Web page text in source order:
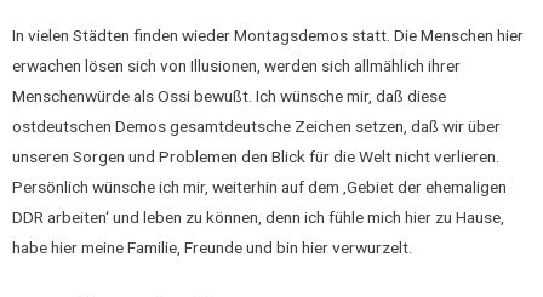
In vielen Städten finden wieder Montagsdemos statt. Die Menschen hier
erwachen lösen sich von Illusionen, werden sich allmählich ihrer
Menschenwürde als Ossi bewußt. Ich wünsche mir, daß diese
ostdeutschen Demos gesamtdeutsche Zeichen setzen, daß wir über
unseren Sorgen und Problemen den Blick für die Welt nicht verlieren.
Persönlich wünsche ich mir, weiterhin auf dem ‚Gebiet der ehemaligen
DDR arbeiten‘ und leben zu können, denn ich fühle mich hier zu Hause,
habe hier meine Familie, Freunde und bin hier verwurzelt.